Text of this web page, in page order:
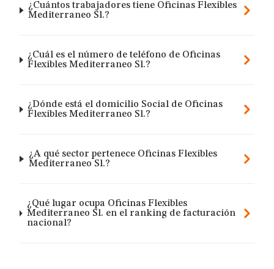
¿Cuántos trabajadores tiene Oficinas Flexibles
Mediterraneo Sl.?
¿Cuál es el número de teléfono de Oficinas
Flexibles Mediterraneo Sl.?
¿Dónde está el domicilio Social de Oficinas
Flexibles Mediterraneo Sl.?
¿A qué sector pertenece Oficinas Flexibles
Mediterraneo Sl.?
¿Qué lugar ocupa Oficinas Flexibles
Mediterraneo Sl. en el ranking de facturación
nacional?